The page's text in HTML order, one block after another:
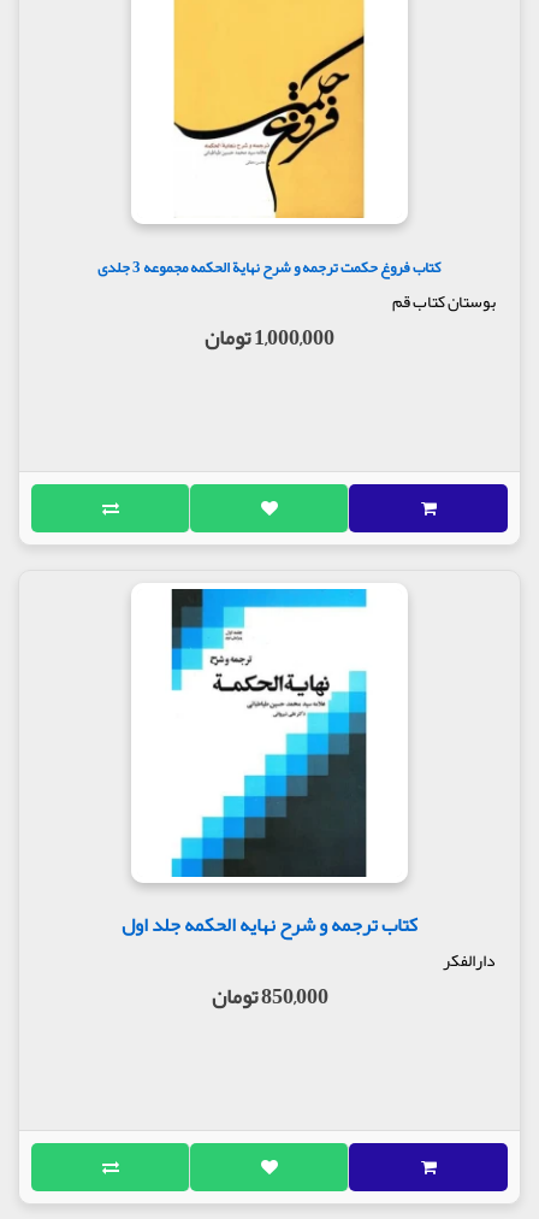
کتاب فروغ حکمت ترجمه و شرح نهایة الحکمه مجموعه 3 جلدی
بوستان کتاب قم
1,000,000 تومان
کتاب ترجمه و شرح نهایه الحکمه جلد اول
دارالفکر
850,000 تومان